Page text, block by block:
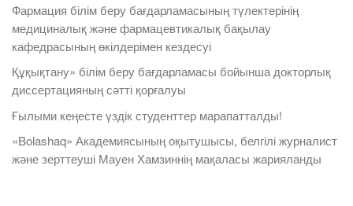
Фармация білім беру бағдарламасының түлектерінің
медициналық және фармацевтикалық бақылау
кафедрасының өкілдерімен кездесуі
Құқықтану» білім беру бағдарламасы бойынша докторлық
диссертацияның сәтті қорғалуы
Ғылыми кеңесте үздік студенттер марапатталды!
«Bolashaq» Академиясының оқытушысы, белгілі журналист
және зерттеуші Мауен Хамзиннің мақаласы жарияланды